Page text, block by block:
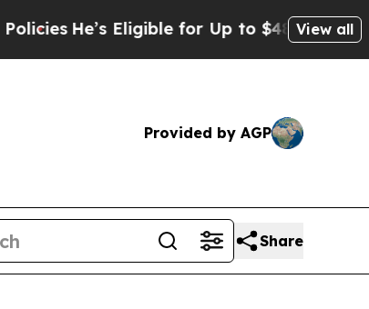
He’s Eligible for Up to $480,000 AfterView all
Provided by AGP
Share